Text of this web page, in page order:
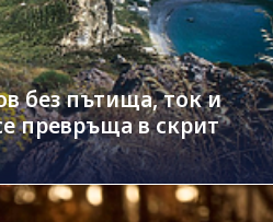
без пътища, ток и
превръща в скрит